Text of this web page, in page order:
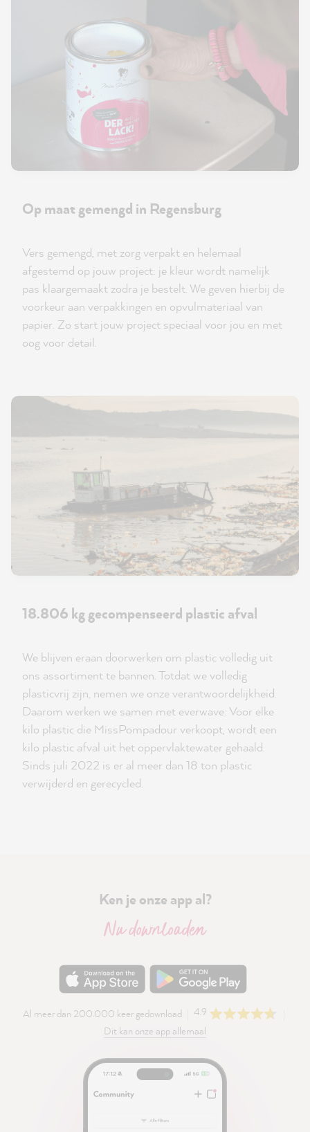
Op maat gemengd in Regensburg
Vers gemengd, met zorg verpakt en helemaal
afgestemd op jouw project: je kleur wordt namelijk
pas klaargemaakt zodra je bestelt. We geven hierbij de
voorkeur aan verpakkingen en opvulmateriaal van
papier. Zo start jouw project speciaal voor jou en met
oog voor detail.
18.806 kg gecompenseerd plastic afval
We blijven eraan doorwerken om plastic volledig uit
ons assortiment te bannen. Totdat we volledig
plasticvrij zijn, nemen we onze verantwoordelijkheid.
Daarom werken we samen met everwave: Voor elke
kilo plastic die MissPompadour verkoopt, wordt een
kilo plastic afval uit het oppervlaktewater gehaald.
Sinds juli 2022 is er al meer dan 18 ton plastic
verwijderd en gerecycled.
Ken je onze app al?
Nu downloaden
Al meer dan 200.000 keer gedownload
4.9
Dit kan onze app allemaal